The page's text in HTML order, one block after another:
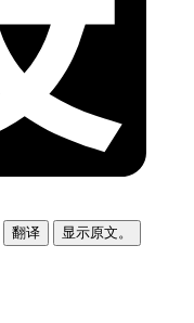
翻译 显示原文。